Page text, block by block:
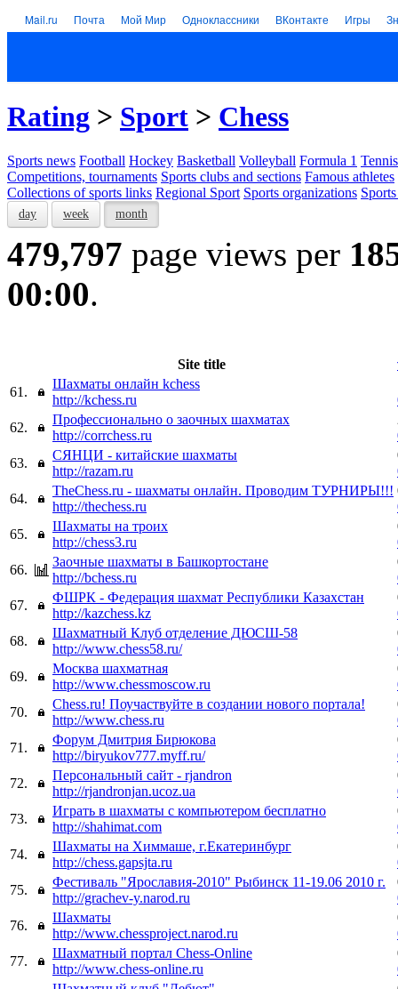
Mail.ru Почта Мой Мир Одноклассники ВКонтакте Игры
Rating > Sport > Chess
Sports news Football Hockey Basketball Volleyball Formula 1 Tennis
Competitions, tournaments Sports clubs and sections Famous athletes
Collections of sports links Regional Sport Sports organizations
day week month
479,797 page views per
00:00.
Site title
61.
Шахматы онлайн kchess
http://kchess.ru
62.
Профессионально о заочных шахматах
http://corrchess.ru
63.
СЯНЦИ - китайские шахматы
http://razam.ru
64.
TheChess.ru - шахматы онлайн. Проводим ТУРНИРЫ!!!
http://thechess.ru
65.
Шахматы на троих
http://chess3.ru
66.
Заочные шахматы в Башкортостане
http://bchess.ru
67.
ФШРК - Федерация шахмат Республики Казахстан
http://kazchess.kz
68.
Шахматный Клуб отделение ДЮСШ-58
http://www.chess58.ru/
69.
Москва шахматная
http://www.chessmoscow.ru
70.
Chess.ru! Поучаствуйте в создании нового портала!
http://www.chess.ru
71.
Форум Дмитрия Бирюкова
http://biryukov777.myff.ru/
72.
Персональный сайт - rjandron
http://rjandronjan.ucoz.ua
73.
Играть в шахматы с компьютером бесплатно
http://shahimat.com
74.
Шахматы на Химмаше, г.Екатеринбург
http://chess.gapsjta.ru
75.
Фестиваль "Ярославия-2010" Рыбинск 11-19.06 2010 г.
http://grachev-y.narod.ru
76.
Шахматы
http://www.chessproject.narod.ru
77.
Шахматный портал Chess-Online
http://www.chess-online.ru